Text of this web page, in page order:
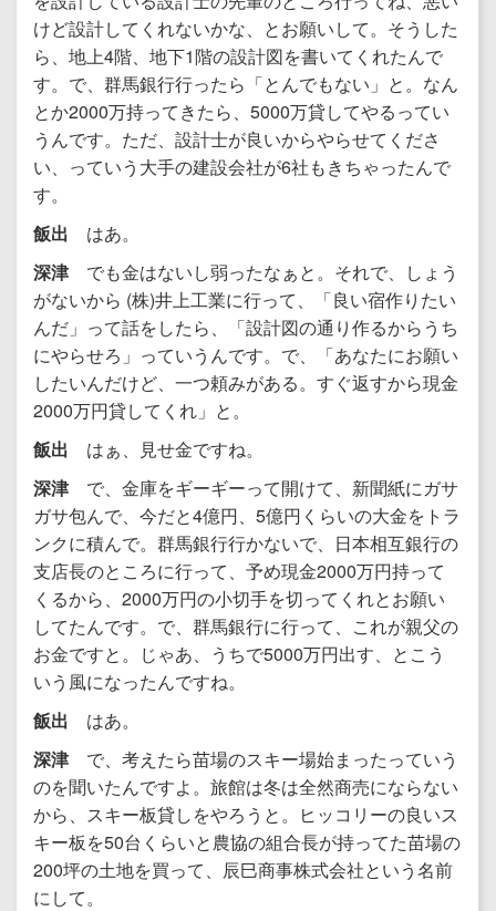
けど設計してくれないかな、とお願いして。そうした
ら、地上4階、地下1階の設計図を書いてくれたんで
す。で、群馬銀行行ったら「とんでもない」と。なん
とか2000万持ってきたら、5000万貸してやるってい
うんです。ただ、設計士が良いからやらせてくださ
い、っていう大手の建設会社が6社もきちゃったんで
す。
飯出 はあ。
深津 でも金はないし弱ったなぁと。それで、しょう
がないから (株)井上工業に行って、「良い宿作りたい
んだ」って話をしたら、「設計図の通り作るからうち
にやらせろ」っていうんです。で、「あなたにお願い
したいんだけど、一つ頼みがある。すぐ返すから現金
2000万円貸してくれ」と。
飯出 はぁ、見せ金ですね。
深津 で、金庫をギーギーって開けて、新聞紙にガサ
ガサ包んで、今だと4億円、5億円くらいの大金をトラ
ンクに積んで。群馬銀行行かないで、日本相互銀行の
支店長のところに行って、予め現金2000万円持って
くるから、2000万円の小切手を切ってくれとお願い
してたんです。で、群馬銀行に行って、これが親父の
お金ですと。じゃあ、うちで5000万円出す、とこう
いう風になったんですね。
飯出 はあ。
深津 で、考えたら苗場のスキー場始まったっていう
のを聞いたんですよ。旅館は冬は全然商売にならない
から、スキー板貸しをやろうと。ヒッコリーの良いス
キー板を50台くらいと農協の組合長が持ってた苗場の
200坪の土地を買って、辰巳商事株式会社という名前
にして。